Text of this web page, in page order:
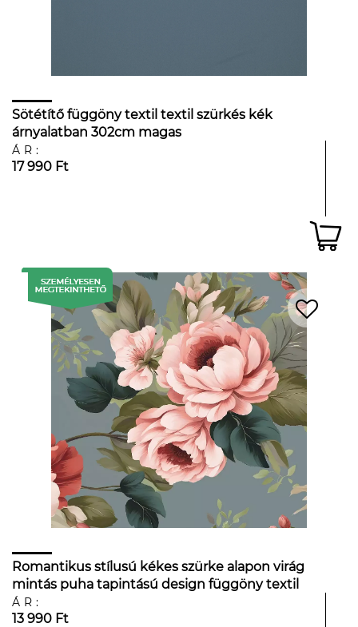
Sötétítő függöny textil textil szürkés kék
árnyalatban 302cm magas
ÁR:
17 990 Ft
Romantikus stílusú kékes szürke alapon virág
mintás puha tapintású design függöny textil
anyag 300cm magas
ÁR:
13 990 Ft